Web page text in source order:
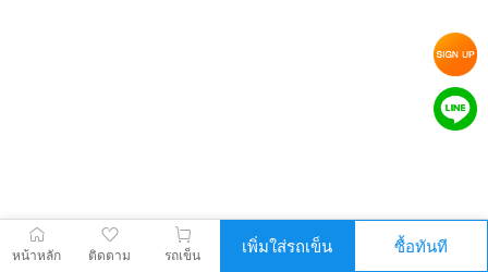
หน้าหลัก ติดตาม รถเข็น เพิ่มใส่รถเข็น ซื้อทันที